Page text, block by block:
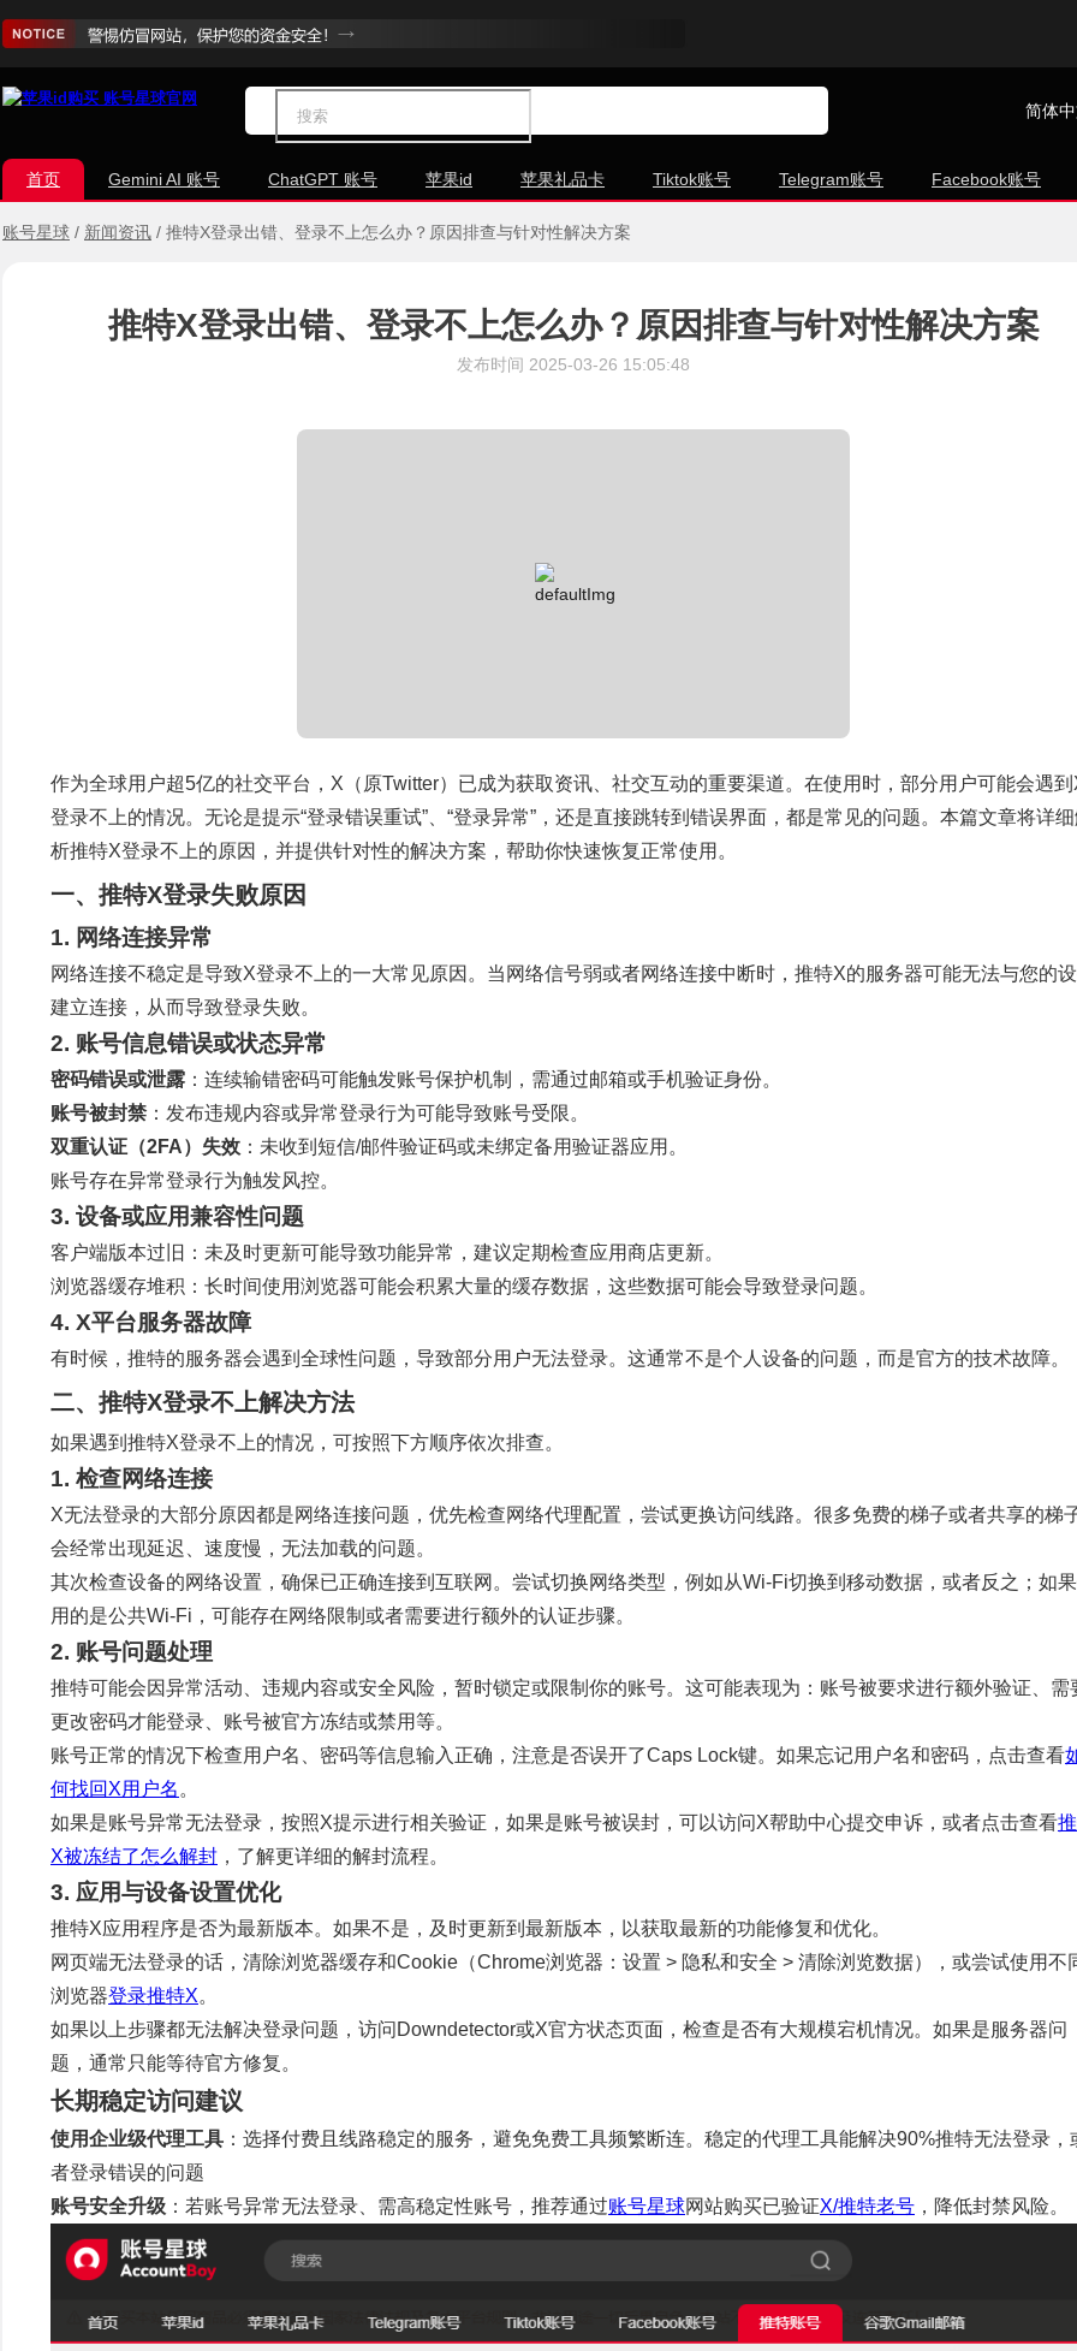
简体
首页 Gemini AI 账号 ChatGPT 账号 苹果id 苹果礼品卡 Tiktok账号 Telegram账号 Facebook账号
账号星球 / 新闻资讯 / 推特X登录出错、登录不上怎么办？原因排查与针对性解决方案
推特X登录出错、登录不上怎么办？原因排查与针对性解决方案
发布时间 2025-03-26 15:05:48
作为全球用户超5亿的社交平台，X（原Twitter）已成为获取资讯、社交互动的重要渠道。在使用时，部分用户可能会遇到
登录不上的情况。无论是提示“登录错误重试”、“登录异常”，还是直接跳转到错误界面，都是常见的问题。本篇文章将详
析推特X登录不上的原因，并提供针对性的解决方案，帮助你快速恢复正常使用。
一、推特X登录失败原因
1. 网络连接异常
网络连接不稳定是导致X登录不上的一大常见原因。当网络信号弱或者网络连接中断时，推特X的服务器可能无法与您的
建立连接，从而导致登录失败。
2. 账号信息错误或状态异常
密码错误或泄露 ：连续输错密码可能触发账号保护机制，需通过邮箱或手机验证身份。
账号被封禁 ：发布违规内容或异常登录行为可能导致账号受限。
双重认证（2FA）失效 ：未收到短信/邮件验证码或未绑定备用验证器应用。
账号存在异常登录行为触发风控。
3. 设备或应用兼容性问题
客户端版本过旧：未及时更新可能导致功能异常，建议定期检查应用商店更新。
浏览器缓存堆积：长时间使用浏览器可能会积累大量的缓存数据，这些数据可能会导致登录问题。
4. X平台服务器故障
有时候，推特的服务器会遇到全球性问题，导致部分用户无法登录。这通常不是个人设备的问题，而是官方的技术故障。
二、推特X登录不上解决方法
如果遇到推特X登录不上的情况，可按照下方顺序依次排查。
1. 检查网络连接
X无法登录的大部分原因都是网络连接问题，优先检查网络代理配置，尝试更换访问线路。很多免费的梯子或者共享的梯
会经常出现延迟、速度慢，无法加载的问题。
其次检查设备的网络设置，确保已正确连接到互联网。尝试切换网络类型，例如从Wi-Fi切换到移动数据，或者反之；如
用的是公共Wi-Fi，可能存在网络限制或者需要进行额外的认证步骤。
2. 账号问题处理
推特可能会因异常活动、违规内容或安全风险，暂时锁定或限制你的账号。这可能表现为：账号被要求进行额外验证、需
更改密码才能登录、账号被官方冻结或禁用等。
账号正常的情况下检查用户名、密码等信息输入正确，注意是否误开了Caps Lock键。如果忘记用户名和密码，点击查看
何找回X用户名 。
如果是账号异常无法登录，按照X提示进行相关验证，如果是账号被误封，可以访问X帮助中心提交申诉，或者点击查看
X被冻结了怎么解封 ，了解更详细的解封流程。
3. 应用与设备设置优化
推特X应用程序是否为最新版本。如果不是，及时更新到最新版本，以获取最新的功能修复和优化。
网页端无法登录的话，清除浏览器缓存和Cookie（Chrome浏览器：设置 > 隐私和安全 > 清除浏览数据），或尝试使用不
浏览器登录推特X。
如果以上步骤都无法解决登录问题，访问Downdetector或X官方状态页面，检查是否有大规模宕机情况。如果是服务器问
题，通常只能等待官方修复。
长期稳定访问建议
使用企业级代理工具 ：选择付费且线路稳定的服务，避免免费工具频繁断连。稳定的代理工具能解决90%推特无法登录，
者登录错误的问题
账号安全升级 ：若账号异常无法登录、需高稳定性账号，推荐通过账号星球网站购买已验证X/推特老号 ，降低封禁风险。